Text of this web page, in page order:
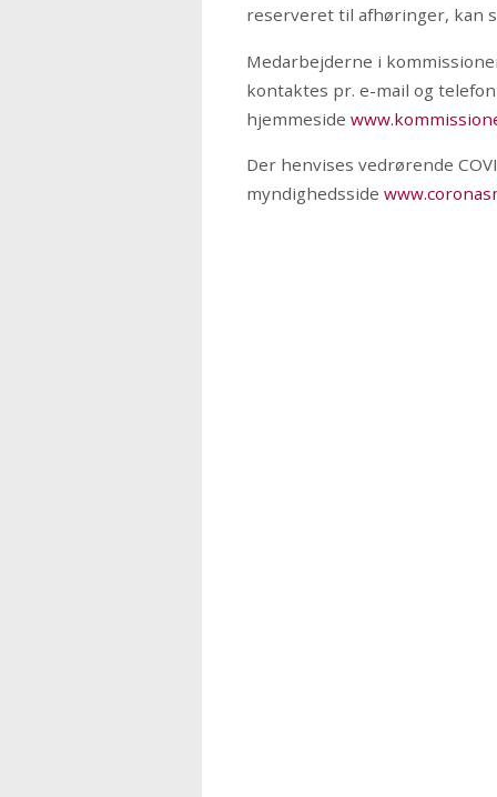
reserveret til afhøringer, kan
Medarbejderne i
kontaktes pr. e-mail og
hjemmeside
Der henvises vedrørende
myndighedsside